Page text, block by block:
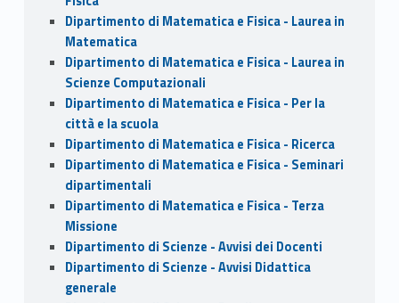
Dipartimento di Matematica e Fisica - Laurea in
Matematica
Dipartimento di Matematica e Fisica - Laurea in
Scienze Computazionali
Dipartimento di Matematica e Fisica - Per la
città e la scuola
Dipartimento di Matematica e Fisica - Ricerca
Dipartimento di Matematica e Fisica - Seminari
dipartimentali
Dipartimento di Matematica e Fisica - Terza
Missione
Dipartimento di Scienze - Avvisi dei Docenti
Dipartimento di Scienze - Avvisi Didattica
generale